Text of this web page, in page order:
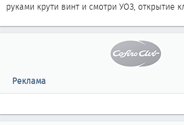
руками крути винт и смотри УОЗ, открытие
Реклама